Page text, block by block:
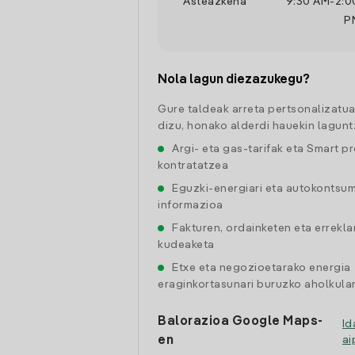
Nola lagun diezazukegu?
Gure taldeak arreta
dizu, honako alderdi hauekin
Argi- eta gas-tarifak eta Smart
kontratatzea
Eguzki-energiari eta
informazioa
Fakturen, ordainketen eta
kudeaketa
Etxe eta negozioetarako energia
eraginkortasunari buruzko
Balorazioa Google Maps-
en